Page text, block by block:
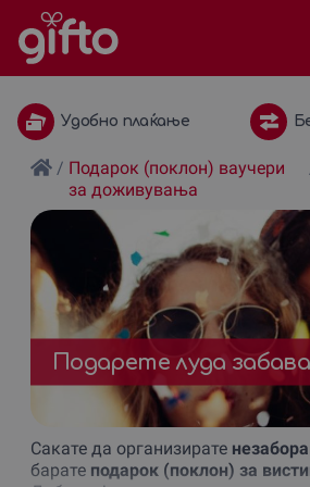
Бесплатна замена 1
/ Подарок (поклон) ваучери
за доживувања
Подарете луда забава
Сакате да организирате
барате подарок (поклон) за